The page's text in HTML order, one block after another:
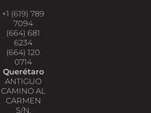
+1 (619) 789
7094
(664) 681
6234
(664) 120
0714
Querétaro
ANTIGUO
CAMINO AL
CARMEN
S/N,